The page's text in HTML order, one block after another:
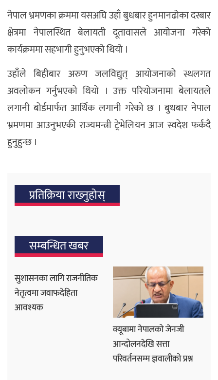
नेपाल भ्रमणका क्रममा यसअघि उहाँ बुधबार हुनमानढोका दरबार
क्षेत्रमा नेपालस्थित बेलायती दूतावासले आयोजना गरेको
कार्यक्रममा सहभागी हुनुभएको थियो ।
उहाँले बिहीबार अरुण जलविद्युत् आयोजनाको स्थलगत
अवलोकन गर्नुभएको थियो । उक्त परियोजनामा बेलायतले
लगानी बोर्डमार्फत आर्थिक लगानी गरेको छ । बुधबार नेपाल
भ्रमणमा आउनुभएकी राज्यमन्त्री ट्रेभेलियन आज स्वदेश फर्कंदै
हुनुहुन्छ ।
प्रतिक्रिया राख्‍नुहोस्
सम्बन्धित खबर
सुशासनका लागि राजनीतिक
नेतृत्वमा जवाफदेहिता
आवश्यक
क्यूबामा नेपालको जेनजी
आन्दोलनदेखि सत्ता
परिवर्तनसम्म ज्ञवालीको प्रश्न